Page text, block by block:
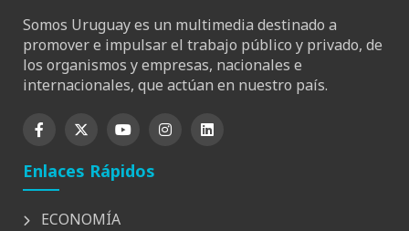
Somos Uruguay es un multimedia destinado a
promover e impulsar el trabajo público y privado, de
los organismos y empresas, nacionales e
internacionales, que actúan en nuestro país.
Enlaces Rápidos
ECONOMÍA